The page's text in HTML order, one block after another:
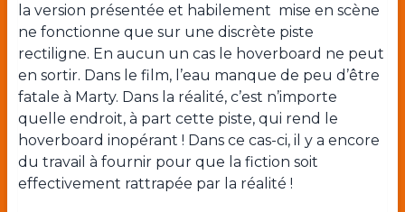
la version présentée et habilement mise en scène
ne fonctionne que sur une discrète piste
rectiligne. En aucun un cas le hoverboard ne peut
en sortir. Dans le film, l’eau manque de peu d’être
fatale à Marty. Dans la réalité, c’est n’importe
quelle endroit, à part cette piste, qui rend le
hoverboard inopérant ! Dans ce cas-ci, il y a encore
du travail à fournir pour que la fiction soit
effectivement rattrapée par la réalité !